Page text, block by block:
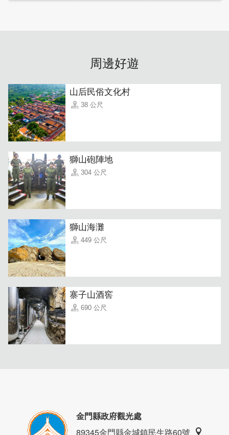
周邊好遊
山后民俗文化村
38 公尺
獅山砲陣地
304 公尺
獅山海灘
449 公尺
寨子山酒窖
690 公尺
金門縣政府觀光處
89345金門縣金城鎮民生路60號